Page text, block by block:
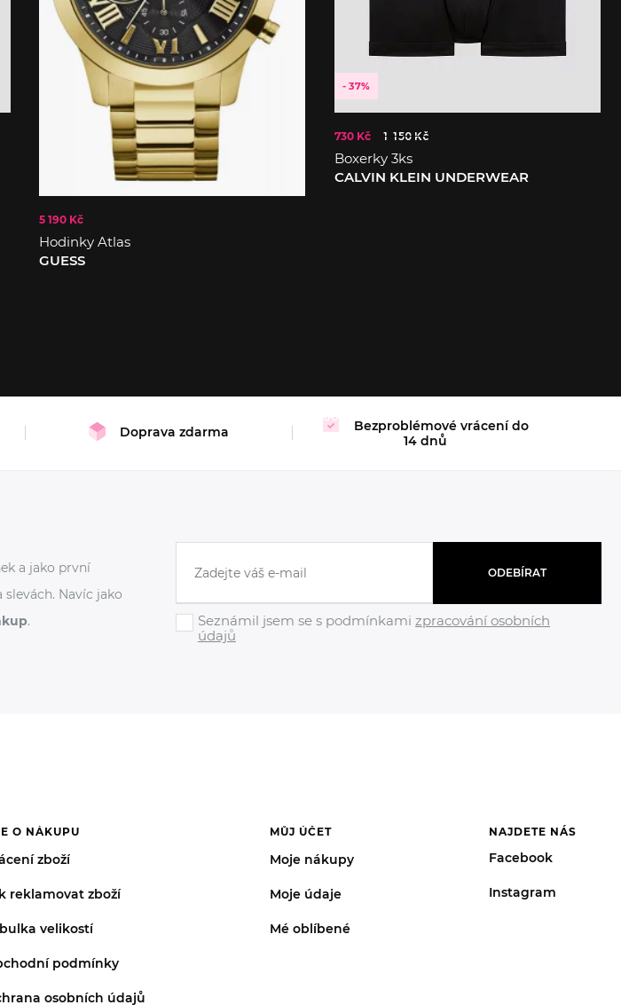
5 190 Kč
Hodinky Atlas
GUESS
- 37%
730 Kč 1 150 Kč
Boxerky 3ks
CALVIN KLEIN UNDERWEAR
Doprava zdarma
Bezproblémové vrácení do
14 dnů
a jako první
Navíc jako
.
ODEBÍRAT
Seznámil jsem se s podmínkami zpracování osobních
údajů
O NÁKUPU
zboží
reklamovat zboží
velikostí
podmínky
osobních údajů
MŮJ ÚČET
Moje nákupy
Moje údaje
Mé oblíbené
NAJDETE NÁS
Facebook
Instagram